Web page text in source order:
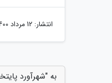
انتشار: 12 مرداد 1400
به "شهرآورد